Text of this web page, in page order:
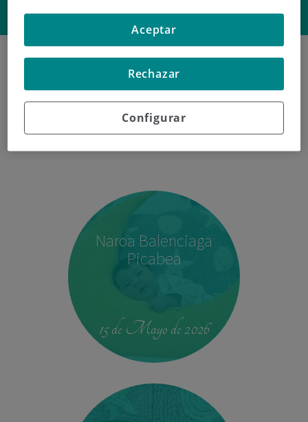
Últimos nacimientos en
Policlínica Gipuzkoa
Naroa Balenciaga
Picabea
15 de Mayo de 2026
Configurar
Rechazar
Aceptar